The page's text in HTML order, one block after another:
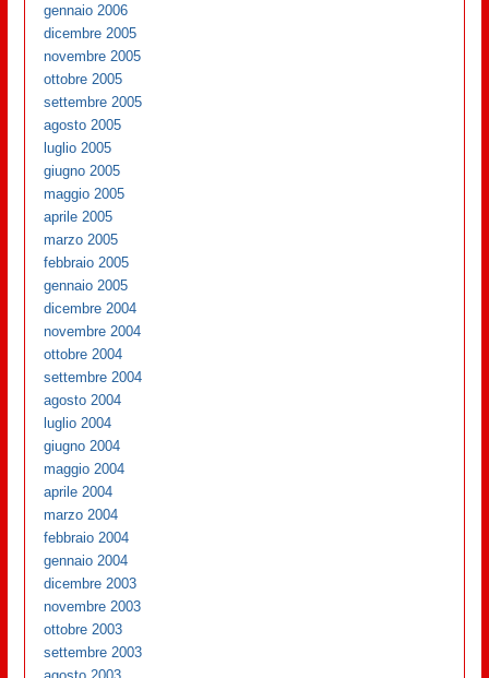
gennaio 2006
dicembre 2005
novembre 2005
ottobre 2005
settembre 2005
agosto 2005
luglio 2005
giugno 2005
maggio 2005
aprile 2005
marzo 2005
febbraio 2005
gennaio 2005
dicembre 2004
novembre 2004
ottobre 2004
settembre 2004
agosto 2004
luglio 2004
giugno 2004
maggio 2004
aprile 2004
marzo 2004
febbraio 2004
gennaio 2004
dicembre 2003
novembre 2003
ottobre 2003
settembre 2003